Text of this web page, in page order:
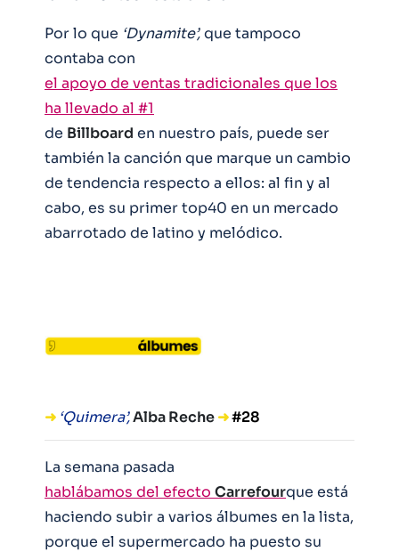
Por lo que ‘Dynamite’,que tampoco
contaba con
el apoyo de ventas tradicionales que los
ha llevado al #1
de Billboard en nuestro país, puede ser
también la canción que marque un cambio
de tendencia respecto a ellos: al fin y al
cabo, es su primer top40 en un mercado
abarrotado de latino y melódico.
➜ ‘Quimera’,Alba Reche➜#28
La semana pasada
hablábamos del efecto Carrefourque está
haciendo subir a varios álbumes en la lista,
porque el supermercado ha puesto su